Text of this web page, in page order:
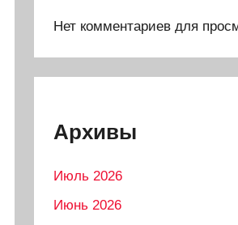
Нет комментариев для
Архивы
Июль 2026
Июнь 2026